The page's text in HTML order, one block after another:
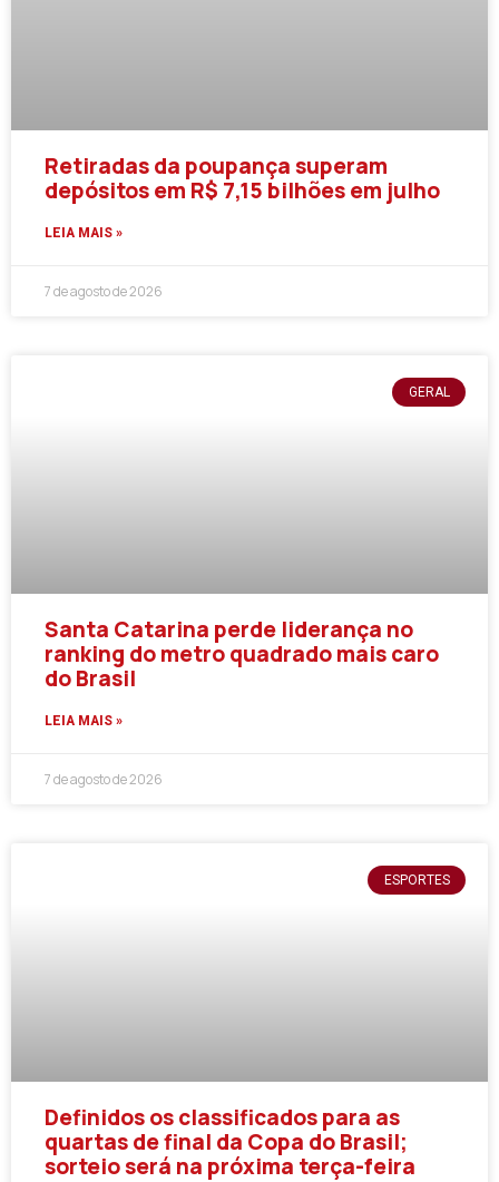
Retiradas da poupança superam
depósitos em R$ 7,15 bilhões em julho
LEIA MAIS »
7 de agosto de 2026
GERAL
Santa Catarina perde liderança no
ranking do metro quadrado mais caro
do Brasil
LEIA MAIS »
7 de agosto de 2026
ESPORTES
Definidos os classificados para as
quartas de final da Copa do Brasil;
sorteio será na próxima terça-feira